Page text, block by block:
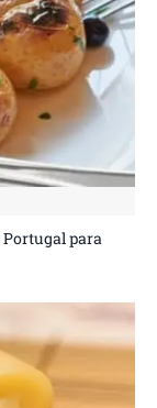
para